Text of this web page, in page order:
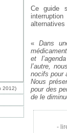
2012)
Ce guide
«Dans
et
l’autre,
nocifs pour
Nous
pour des
de le